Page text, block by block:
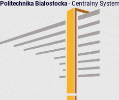
Politechnika Białostocka - Centralny